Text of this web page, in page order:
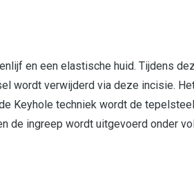
en een elastische huid. Tijdens
wordt verwijderd via deze incisie.
Keyhole techniek wordt de
de ingreep wordt uitgevoerd onder